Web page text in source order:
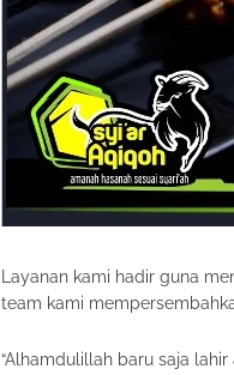
Layanan kami hadir guna
team kami
“Alhamdulillah baru saja